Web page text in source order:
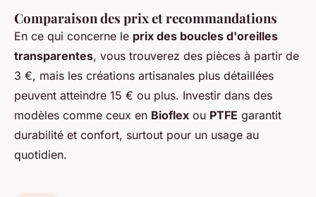
Comparaison des prix et recommandations
En ce qui concerne le prix des boucles d'oreilles
transparentes, vous trouverez des pièces à partir de
3 €, mais les créations artisanales plus détaillées
peuvent atteindre 15 € ou plus. Investir dans des
modèles comme ceux en Bioflex ou PTFE garantit
durabilité et confort, surtout pour un usage au
quotidien.